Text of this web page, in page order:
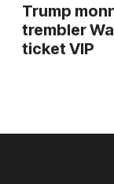
Trump
trembler
ticket VIP